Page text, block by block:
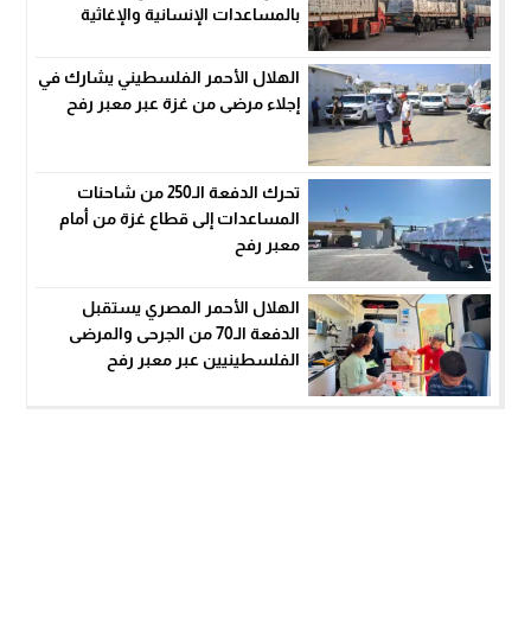
بالمساعدات الإنسانية والإغاثية
الهلال الأحمر الفلسطيني يشارك في
إجلاء مرضى من غزة عبر معبر رفح
تحرك الدفعة الـ250 من شاحنات
المساعدات إلى قطاع غزة من أمام
معبر رفح
الهلال الأحمر المصري يستقبل
الدفعة الـ70 من الجرحى والمرضى
الفلسطينيين عبر معبر رفح